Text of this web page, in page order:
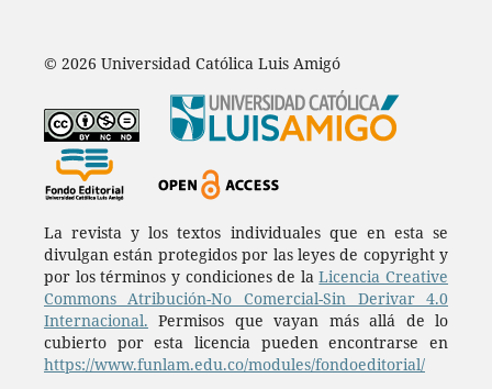
© 2026 Universidad Católica Luis Amigó
La revista y los textos individuales que en esta se
divulgan están protegidos por las leyes de copyright y
por los términos y condiciones de laLicencia Creative
Commons Atribución-No Comercial-Sin Derivar 4.0
Internacional. Permisos que vayan más allá de lo
cubierto por esta licencia pueden encontrarse en
https://www.funlam.edu.co/modules/fondoeditorial/